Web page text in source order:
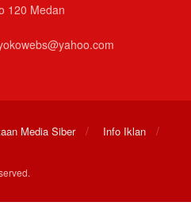
120 Medan
Media Siber
Info Iklan